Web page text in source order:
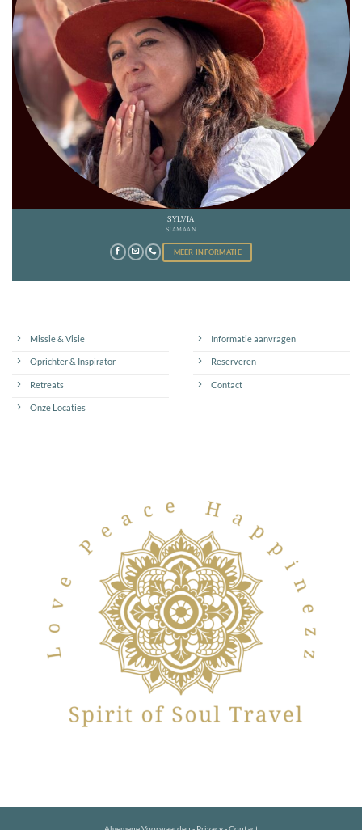
SYLVIA
SJAMAAN
MEER INFORMATIE
Missie & Visie
Oprichter & Inspirator
Retreats
Onze Locaties
Informatie aanvragen
Reserveren
Contact